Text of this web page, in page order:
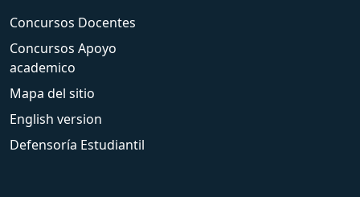
Concursos Docentes
Concursos Apoyo
academico
Mapa del sitio
English version
Defensoría Estudiantil